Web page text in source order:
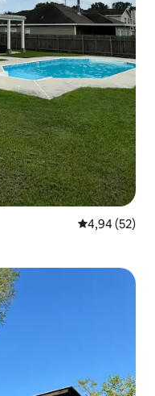
Priemerné
4,94 (52)